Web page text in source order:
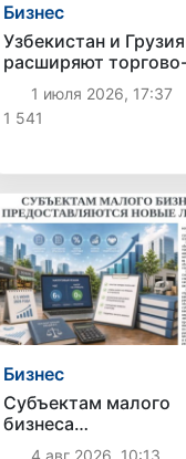
Бизнес
Узбекистан и Грузия
расширяют
экономическое и
инвестиционное
сотрудничество в
1 июля 2026, 17:37
1 541
Бизнес
Субъектам малого
бизнеса
предоставляются
4 авг 2026, 10:13